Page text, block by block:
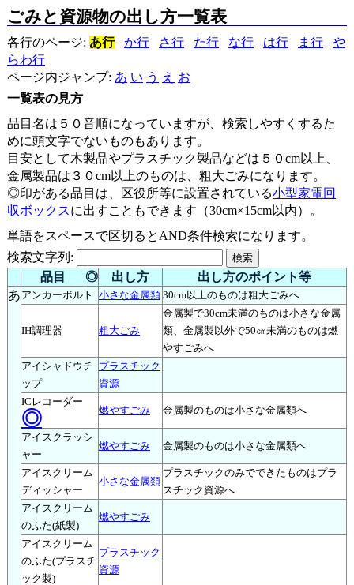
ごみと資源物の出し方一覧表
各行のページ: あ行 か行 さ行 た行 な行 は行 ま行
や
らわ行
ページ内ジャンプ: あ い う え お
一覧表の見方
品目名は５０音順になっていますが、検索しやすくするた
めに頭文字でないものもあります。
目安として木製品やプラスチック製品などは５０cm以上、
金属製品は３０cm以上のものは、粗大ごみになります。
◎印がある品目は、区役所等に設置されている小型家電回
収ボックスに出すこともできます（30cm×15cm以内）。
単語をスペースで区切るとAND条件検索になります。
検索文字列:
品目
◎ 出し方
出し方のポイント等
あ アンカーボルト 小さな金属類 30cm以上のものは粗大ごみへ
IH調理器 粗大ごみ
金属製で30cm未満のものは小さな金属
類、金属製以外で50㎝未満のものは燃
やすごみへ
アイシャドウチ
ップ
プラスチック
資源
ICレコーダー
◎ 燃やすごみ 金属製のものは小さな金属類へ
アイスクラッシ
ャー
燃やすごみ 金属製のものは小さな金属類へ
アイスクリーム
ディッシャー
小さな金属類
プラスチックのみでできたものはプラ
スチック資源へ
アイスクリーム
のふた(紙製)
燃やすごみ
アイスクリーム
のふた(プラスチ
ック製)
プラスチック
資源